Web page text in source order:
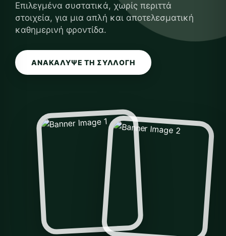
Επιλεγμένα συστατικά, χωρίς περιττά
στοιχεία, για μια απλή και αποτελεσματική
καθημερινή φροντίδα.
ΑΝΑΚΆΛΥΨΕ ΤΗ ΣΥΛΛΟΓΉ